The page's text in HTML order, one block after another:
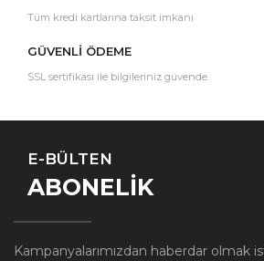
Tüm kredi kartlarına taksit imkanı
GÜVENLİ ÖDEME
SSL sertifikası ile bilgileriniz güvende.
E-BÜLTEN
ABONELİK
Kampanyalarımızdan haberdar olmak